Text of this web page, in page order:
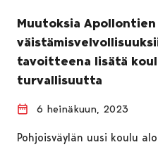
Muutoksia Apollontien
tavoitteena lisätä
turvallisuutta
6 heinäkuun, 2023
Pohjoisväylän uusi koulu